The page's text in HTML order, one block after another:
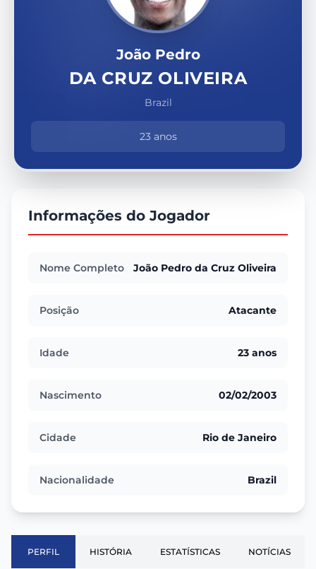
João Pedro
DA CRUZ OLIVEIRA
Brazil
23 anos
Informações do Jogador
Nome Completo João Pedro da Cruz Oliveira
Posição Atacante
Idade 23 anos
Nascimento 02/02/2003
Cidade Rio de Janeiro
Nacionalidade Brazil
PERFIL HISTÓRIA ESTATÍSTICAS NOTÍCIAS